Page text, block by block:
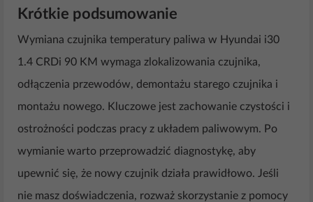
Krótkie podsumowanie
Wymiana czujnika temperatury paliwa w Hyundai i30
1.4 CRDi 90 KM wymaga zlokalizowania czujnika,
odłączenia przewodów, demontażu starego czujnika i
montażu nowego. Kluczowe jest zachowanie czystości i
ostrożności podczas pracy z układem paliwowym. Po
wymianie warto przeprowadzić diagnostykę, aby
upewnić się, że nowy czujnik działa prawidłowo. Jeśli
nie masz doświadczenia, rozważ skorzystanie z pomocy